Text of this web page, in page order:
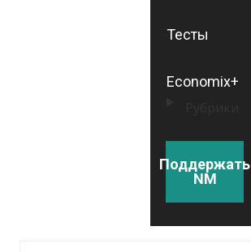
Тесты
Economix+
Поддержать
NM